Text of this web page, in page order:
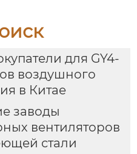
для GY4-
воздушного
в Китае
заводы
вентиляторов
стали